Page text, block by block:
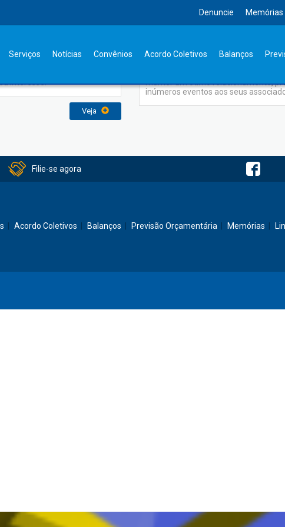
Denuncie Memórias
Serviços Notícias Convênios Acordo Coletivos Balanços
interesse.
Veja
manter um ótimo relacionamento,
inúmeros eventos aos seus
Filie-se agora
Acordo Coletivos Balanços Previsão Orçamentária Memórias